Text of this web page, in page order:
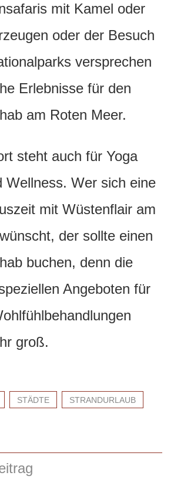
mit Kamel oder
oder der Besuch
versprechen
Erlebnisse für den
am Roten Meer.
steht auch für Yoga
Wellness. Wer sich eine
mit Wüstenflair am
der sollte einen
buchen, denn die
Angeboten für
groß.
STÄDTE STRANDURLAUB